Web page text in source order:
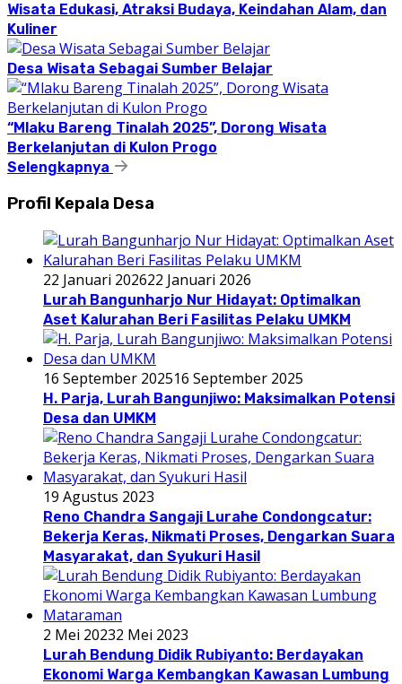
Wisata Edukasi, Atraksi Budaya, Keindahan Alam, dan
Kuliner
Desa Wisata Sebagai Sumber Belajar
“Mlaku Bareng Tinalah 2025”, Dorong Wisata
Berkelanjutan di Kulon Progo
Selengkapnya
Profil Kepala Desa
22 Januari 202622 Januari 2026
Lurah Bangunharjo Nur Hidayat: Optimalkan
Aset Kalurahan Beri Fasilitas Pelaku UMKM
16 September 202516 September 2025
H. Parja, Lurah Bangunjiwo: Maksimalkan Potensi
Desa dan UMKM
19 Agustus 2023
Reno Chandra Sangaji Lurahe Condongcatur:
Bekerja Keras, Nikmati Proses, Dengarkan Suara
Masyarakat, dan Syukuri Hasil
2 Mei 20232 Mei 2023
Lurah Bendung Didik Rubiyanto: Berdayakan
Ekonomi Warga Kembangkan Kawasan Lumbung